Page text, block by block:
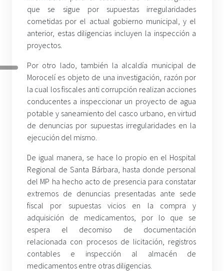
que se sigue por supuestas irregularidades
cometidas por el actual gobierno municipal, y el
anterior, estas diligencias incluyen la inspección a
proyectos.
Por otro lado, también la alcaldía municipal de
Morocelí es objeto de una investigación, razón por
la cual los fiscales anti corrupción realizan acciones
conducentes a inspeccionar un proyecto de agua
potable y saneamiento del casco urbano, en virtud
de denuncias por supuestas irregularidades en la
ejecución del mismo.
De igual manera, se hace lo propio en el Hospital
Regional de Santa Bárbara, hasta donde personal
del MP ha hecho acto de presencia para constatar
extremos de denuncias presentadas ante sede
fiscal por supuestas vicios en la compra y
adquisición de medicamentos, por lo que se
espera el decomiso de documentación
relacionada con procesos de licitación, registros
contables e inspección al almacén de
medicamentos entre otras diligencias.